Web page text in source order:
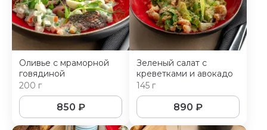
Оливье с мраморной
говядиной
200 г
850 ₽
Зеленый салат с
креветками и авокадо
145 г
890 ₽